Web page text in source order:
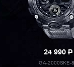
24 990P
GA-2000SKE-